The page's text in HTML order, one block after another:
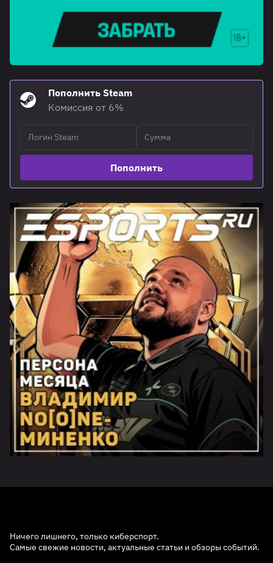
Пополнить Steam
Комиссия от 6%
Пополнить
Ничего лишнего, только киберспорт.
Самые свежие новости, актуальные статьи и обзоры событий.